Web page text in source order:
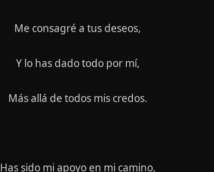
Me consagré a tus deseos,
Y lo has dado todo por mí,
Más allá de todos mis credos.
Has sido mi apoyo en mi camino,